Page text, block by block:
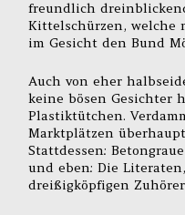
freundlich
Kittelschürzen, welche
im Gesicht den Bund
Auch von eher
keine bösen Gesichter
Plastiktütchen.
Marktplätzen
Stattdessen:
und eben: Die
dreißigköpfigen